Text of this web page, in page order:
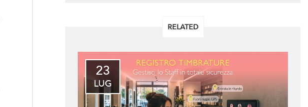
RELATED
23
LUG